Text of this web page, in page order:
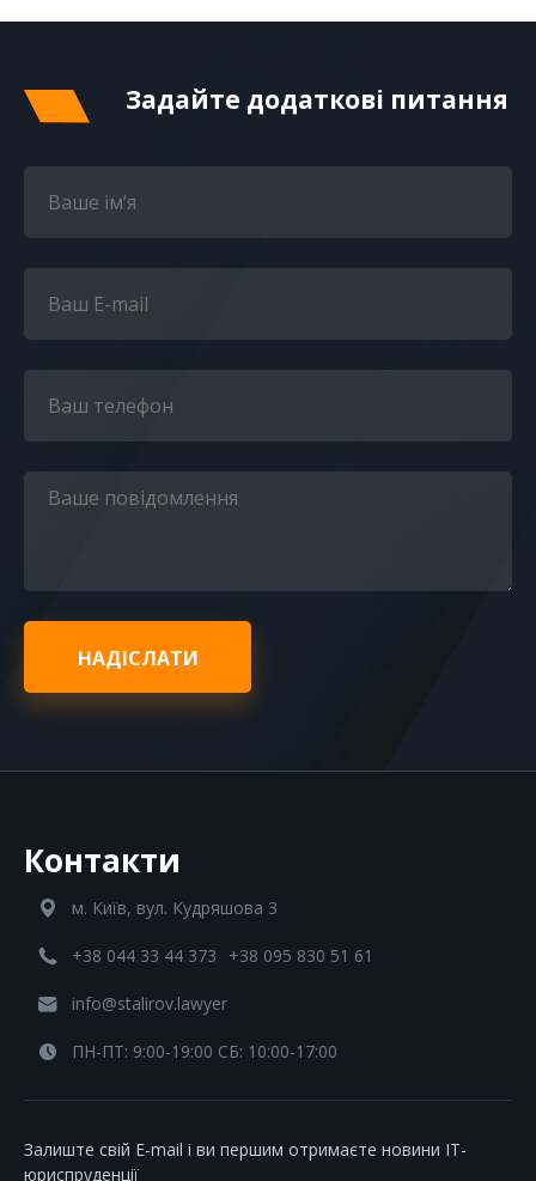
Задайте додаткові питання
НАДІСЛАТИ
Контакти
м. Київ, вул. Кудряшова 3
+38 044 33 44 373 +38 095 830 51 61
info@stalirov.lawyer
ПН-ПТ: 9:00-19:00 СБ: 10:00-17:00
Залиште свій E-mail і ви першим отримаєте новини IT-
юриспруденції